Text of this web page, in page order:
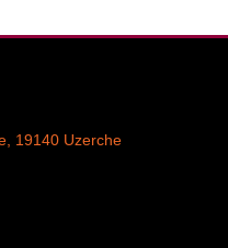
19140 Uzerche